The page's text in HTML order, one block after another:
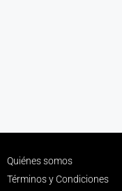
Quiénes somos
Términos y Condiciones